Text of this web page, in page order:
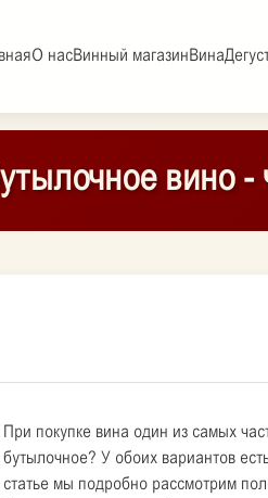
О насВинный магазин Вина
вино -
При покупке вина один из самых
бутылочное? У обоих вариантов
статье мы подробно рассмотрим